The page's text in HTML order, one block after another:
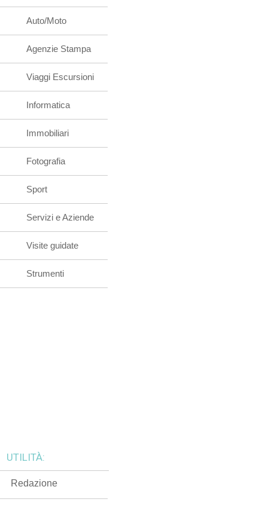
Auto/Moto
Agenzie Stampa
Viaggi Escursioni
Informatica
Immobiliari
Fotografia
Sport
Servizi e Aziende
Visite guidate
Strumenti
UTILITÀ:
Redazione